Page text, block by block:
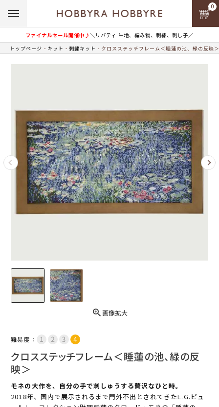
ファイナルセール開催中♪＼リバティ 生地、編み物、刺繍、刺し子／
0
トップページ キット 刺繍キット クロスステッチフレーム＜睡蓮の池、緑の反映＞
画像拡大
難易度：
クロスステッチフレーム＜睡蓮の池、緑の反
映＞
モネの大作を、自分の手で刺しゅうする贅沢なひと時。
2018年、国内で展示されるまで門外不出とされてきたE.G.ピュ